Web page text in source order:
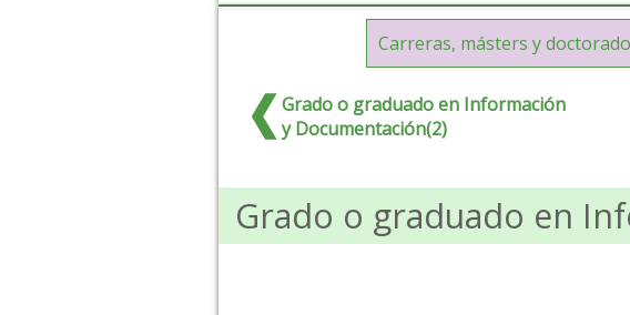
Carreras, másters y
Grado o graduado en Información
y Documentación(2)
Grado o graduado en